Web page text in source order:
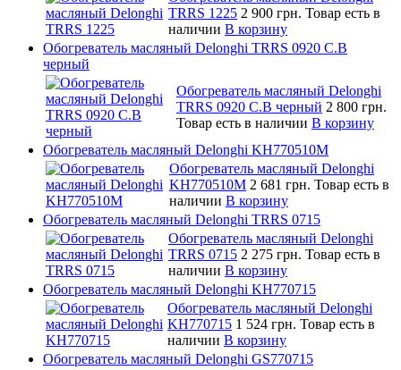
TRRS 1225 2 900 грн. Товар есть в
наличии В корзину
Обогреватель масляный Delonghi TRRS 0920 C.B
черный
Обогреватель масляный Delonghi
TRRS 0920 C.B черный 2 800 грн.
Товар есть в наличии В корзину
Обогреватель масляный Delonghi KH770510M
Обогреватель масляный Delonghi
KH770510M 2 681 грн. Товар есть в
наличии В корзину
Обогреватель масляный Delonghi TRRS 0715
Обогреватель масляный Delonghi
TRRS 0715 2 275 грн. Товар есть в
наличии В корзину
Обогреватель масляный Delonghi KH770715
Обогреватель масляный Delonghi
KH770715 1 524 грн. Товар есть в
наличии В корзину
Обогреватель масляный Delonghi GS770715